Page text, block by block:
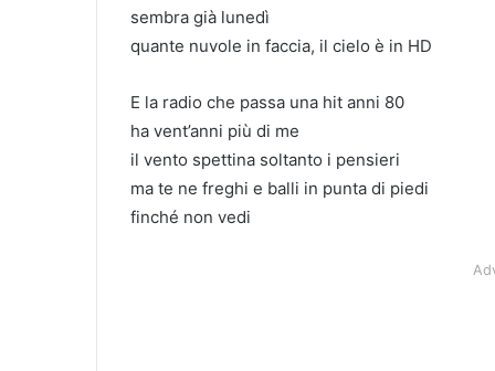
sembra già lunedì
quante nuvole in faccia, il cielo è in HD
E la radio che passa una hit anni 80
ha vent’anni più di me
il vento spettina soltanto i pensieri
ma te ne freghi e balli in punta di piedi
finché non vedi